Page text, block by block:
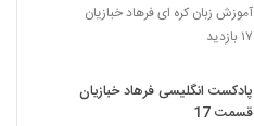
آموزش زبان کره ای فرهاد خبازیان
۱۷ بازدید
پادکست انگلیسی فرهاد خبازیان
قسمت 17